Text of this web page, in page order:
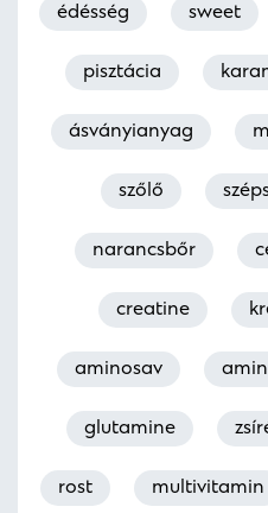
édésség sweet
pisztácia
ásványianyag
szőlő
narancsbőr
creatine
aminosav
glutamine
rost multivitamin